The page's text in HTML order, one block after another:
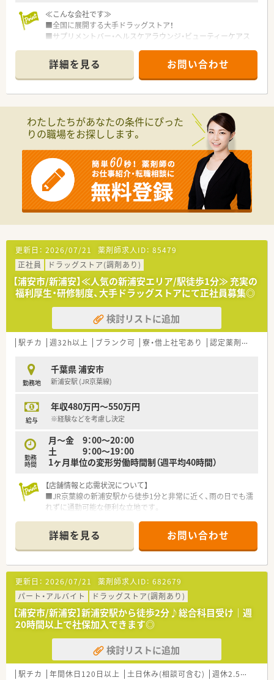
■残業時間の削減や年2回の連続休暇取得など、ワークライフバ
ランスも推進しています。
■安心して健康的に働けるからこそ、充分に力を発揮でき、心か
らやりがいを感じ成長できます。
≪スキル、知識を幅広く身に着けキャリアアップが可能≫
■年次研修だけでなく、調剤技術研修によって継続的に学び続け
ることができます。
プライベートも充実できます。
■本部社員の35％が薬剤師！教育研修担当・開発担当・IT担当など
幅広いキャリアがあります。
≪こんな会社です≫
■全国に展開する大手ドラッグストア！
■サプリメントバー・ヘルスケアラウンジ・ビューティーケアス
客様の健康を管理します。
■全店舗に錠剤監査システム・音声入力システム・監査システム
導入！機械化をはかり、薬剤師に求められる対人業務に注力して
おります。
■1店舗あたりの薬剤師人数、処方箋の応需枚数は調剤併設ドラ
ックでトップクラス！処方箋に触れられずにスキルが落ちる当の
≪研修制度・キャリアパス≫
■「階層別研修」「職種別研修」「自己啓発」の3つのプログラムか
ら構成されており、多種多様な教育カリキュラムがあります。
■中途薬剤師の入社時研修あり！店舗勤務の前にもWEBで5日間
研修があり、前職ではあまり教育を受けられなかった方、ブラン
クのある方、未経験者も安心です。
経験を積むことができます。
≪福利厚生は大手ならではの充実度≫
■入社2年目から7連休取得！(ほぼ全員が取得しています。)
■半休制度あり
■育児休業復帰率96％！育児時短勤務は、お子様が小学校6年生
まで可能です。(1日6時間勤務)
■再雇用ライセンス制度あり(退職後3年間であれば、同資格での
再入社可能)
■チャレンジし、実績を残していければ様々なキャリアを広げて
いけます。
躍できるフィールドは様々です。
■社内公募制度があり、自らチャンスを掴むことができます。
■社員は全員さん付けで呼び、明るく風通しの良い環境を目指し
ています。
詳細を見る お問い合わせ
わたしたちがあなたの条件にぴった
りの職場をお探しします。
更新日： 2026/07/21 薬剤師求人ID： 85479
正社員
ドラッグストア(調剤あり)
【浦安市/新浦安】≪人気の新浦安エリア/駅徒歩1分≫ 充実の
福利厚生・研修制度、大手ドラッグストアにて正社員募集◎
検討リストに追加
駅チカ 週32h以上 ブランク可 寮・借上社宅あり 認定薬剤師取得支援あり
勤務地
千葉県 浦安市
新浦安駅 (JR京葉線)
給与
年収480万円～550万円
※経験などを考慮し決定
勤務
時間
月～金 9：00～20：00
土 9：00～19：00
1ヶ月単位の変形労働時間制（週平均40時間）
【店舗情報と応需状況について】
■JR京葉線の新浦安駅から徒歩1分と非常に近く、雨の日でも濡
れずに通勤可能な便利な立地です。
枚から70枚を取り扱っています。
■薬剤師は正社員とパートを合わせて常時1名から2名体制で、
事務スタッフも在籍し業務を分担しています。
【募集背景と求める人物像について】
■組織体制の強化を目指した定期採用を行っており、長期的に勤
務して活躍できる方を歓迎しています。
■年間休日は119日確保されており、ワークライフバランスを重
視して働きたい方に最適な環境です。
■調剤業務だけでなくOTC販売にも関心があり、幅広い業務に対
応できる柔軟な方が適しています。
【法人特徴について】
■調剤薬局やドラッグストアなど多角的な店舗展開を行ってい
詳細を見る お問い合わせ
更新日： 2026/07/21 薬剤師求人ID： 682679
パート・アルバイト
ドラッグストア(調剤あり)
【浦安市/新浦安】新浦安駅から徒歩2分♪総合科目受け｜週
20時間以上で社保加入できます◎
検討リストに追加
駅チカ 年間休日120日以上 土日休み(相談可含む) 週休2.5日以上